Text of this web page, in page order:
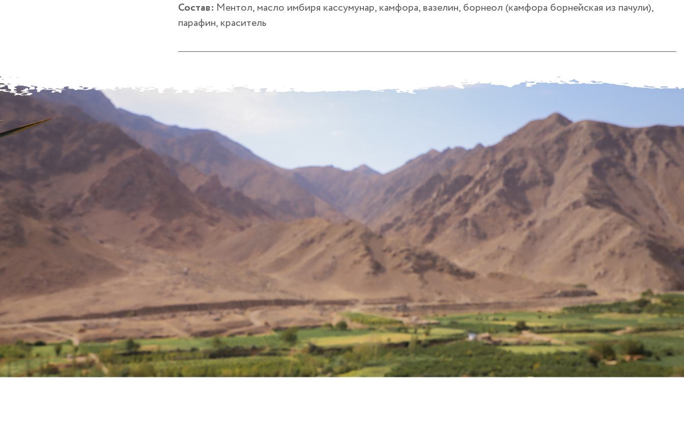
Состав: Ментол, масло имбиря кассумунар, камфора, вазелин, борнеол (камфора борнейская из пачули),
парафин, краситель